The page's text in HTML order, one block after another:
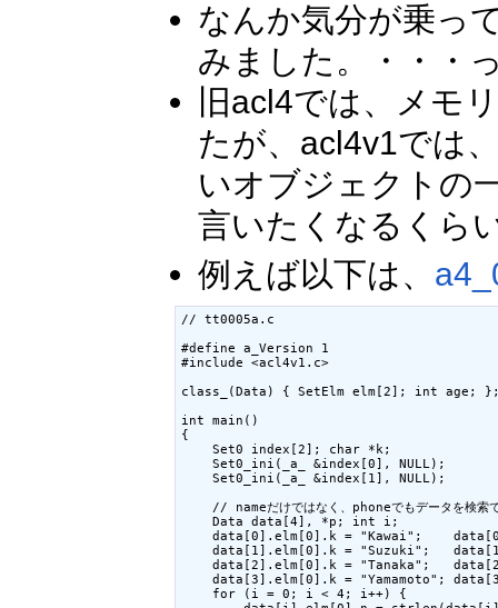
なんか気分が乗っ
みました。・・・
旧acl4では、メモ
たが、acl4v1では
いオブジェクトの
言いたくなるくら
例えば以下は、
// tt0005a.c
#define a_Version 1
#include <acl4v1.c>
class_(Data) { SetElm elm[2]; int age;
int main()
{
    Set0 index[2]; char *k;
    Set0_ini(_a_ &index[0], NULL);
    Set0_ini(_a_ &index[1], NULL);
// nameだけではなく、phoneでもデータを検索
    Data data[4], *p; int i;
data[0].elm[0].k = "Kawai";
data[1].elm[0].k = "Suzuki";
data[2].elm[0].k = "Tanaka";
data[3].elm[0].k = "Yamamoto";
    for (i = 0; i < 4; i++) {